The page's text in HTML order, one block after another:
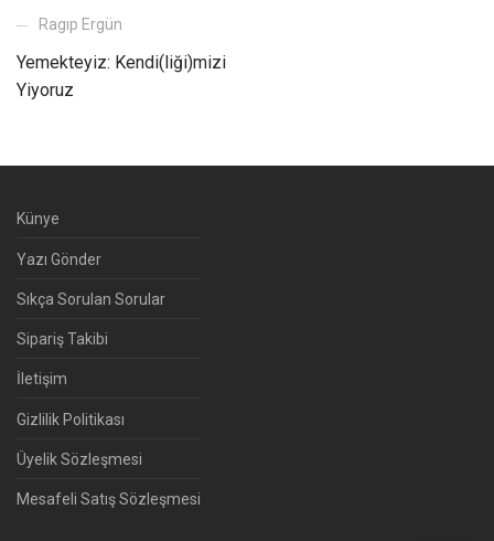
Ragıp Ergün
Yemekteyiz: Kendi(liği)mizi
Yiyoruz
Künye
Yazı Gönder
Sıkça Sorulan Sorular
Sipariş Takibi
İletişim
Gizlilik Politikası
Üyelik Sözleşmesi
Mesafeli Satış Sözleşmesi